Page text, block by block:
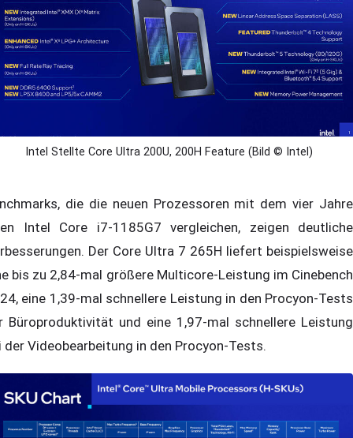
indem es fortschrittliche Rechenleistung,
Energieeffizienz, robuste Konnektivität,
Sicherheit und optimierte Verwaltbarkeit für
und mobile Formfaktoren bietet.
Intel Stellte Core Ultra 200U, 200H Feature (Bild © Intel)
die die neuen Prozessoren mit dem vier Jahre
Intel Core i7-1185G7 vergleichen, zeigen deutliche
Der Core Ultra 7 265H liefert beispielsweise
bis zu 2,84-mal größere Multicore-Leistung im Cinebench
eine 1,39-mal schnellere Leistung in den Procyon-Tests
Büroproduktivität und eine 1,97-mal schnellere Leistung
der Videobearbeitung in den Procyon-Tests.